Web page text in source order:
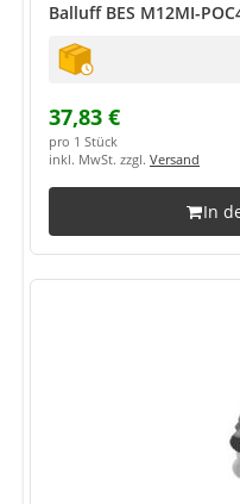
Balluff BES M12MI-
37,83 €
pro 1 Stück
inkl. MwSt. zzgl. Versand
In